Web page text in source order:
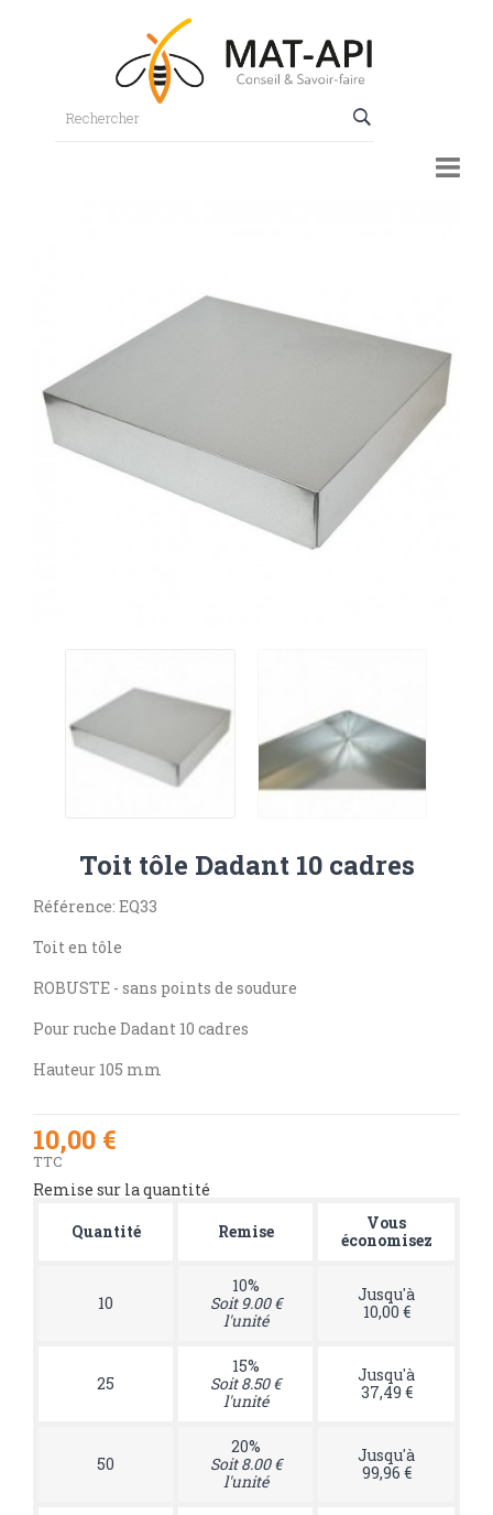
Toit tôle Dadant 10 cadres
Référence: EQ33
Toit en tôle
ROBUSTE - sans points de soudure
Pour ruche Dadant 10 cadres
Hauteur 105 mm
10,00 €
TTC
Remise sur la quantité
Quantité
Remise
Vous
économisez
10
10%
Soit 9.00 €
l'unité
Jusqu'à
10,00 €
25
15%
Soit 8.50 €
l'unité
Jusqu'à
37,49 €
50
20%
Soit 8.00 €
l'unité
Jusqu'à
99,96 €